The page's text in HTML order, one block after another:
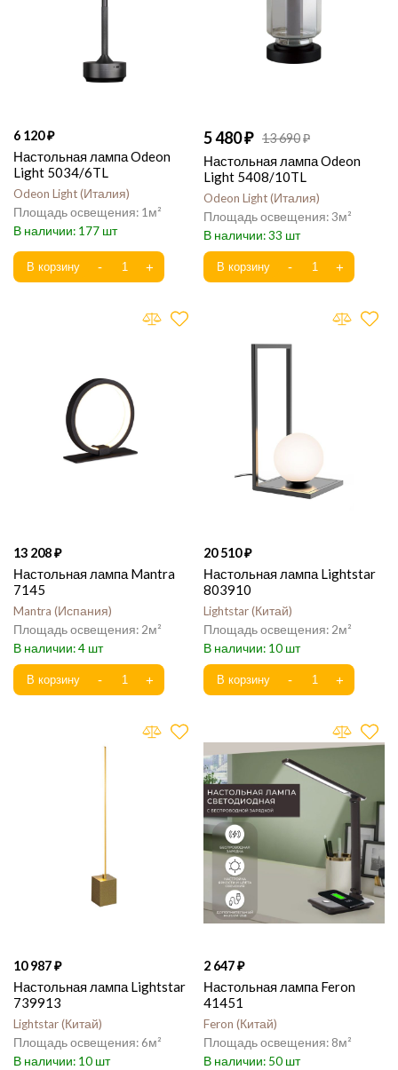
6 120
Настольная лампа Odeon
Light 5034/6TL
Odeon Light Италия
1
177
5 480 13 690
Настольная лампа Odeon
Light 5408/10TL
Odeon Light Италия
3
33
13 208
Настольная лампа Mantra
7145
Mantra Испания
2
4
20 510
Настольная лампа Lightstar
803910
Lightstar Китай
2
10
10 987
Настольная лампа Lightstar
739913
Lightstar Китай
6
10
2 647
Настольная лампа Feron
41451
Feron Китай
8
50